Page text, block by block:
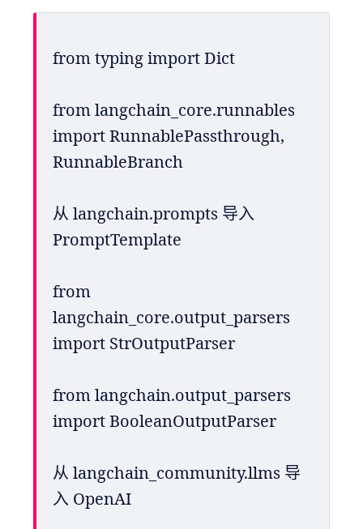
from typing import Dict
from langchain_core.runnables
import RunnablePassthrough,
RunnableBranch
从 langchain.prompts 导入
PromptTemplate
from
langchain_core.output_parsers
import StrOutputParser
from langchain.output_parsers
import BooleanOutputParser
从 langchain_community.llms 导
入 OpenAI